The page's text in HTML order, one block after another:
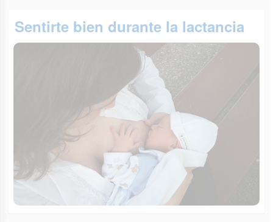
Sentirte bien durante la lactancia